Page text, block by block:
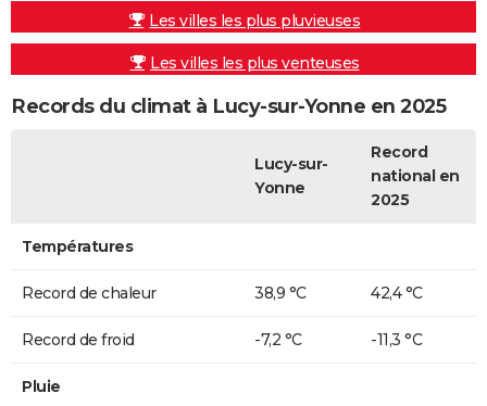
Les villes les plus pluvieuses
Les villes les plus venteuses
Records du climat à Lucy-sur-Yonne en 2025
Lucy-sur-
Yonne
Record
national en
2025
Températures
Record de chaleur 38,9 °C 42,4 °C
Record de froid -7,2 °C -11,3 °C
Pluie